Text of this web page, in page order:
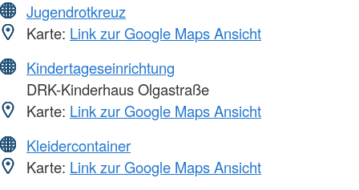
Jugendrotkreuz
Karte: Link zur Google Maps Ansicht
Kindertageseinrichtung
DRK-Kinderhaus Olgastraße
Karte: Link zur Google Maps Ansicht
Kleidercontainer
Karte: Link zur Google Maps Ansicht